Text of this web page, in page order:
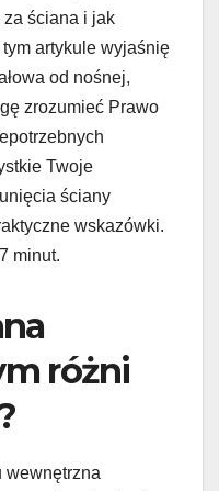
za ściana i jak
artykule wyjaśnię
od nośnej,
zrozumieć Prawo
Twoje
ściany
wskazówki.
minut.
różni
wewnętrzna